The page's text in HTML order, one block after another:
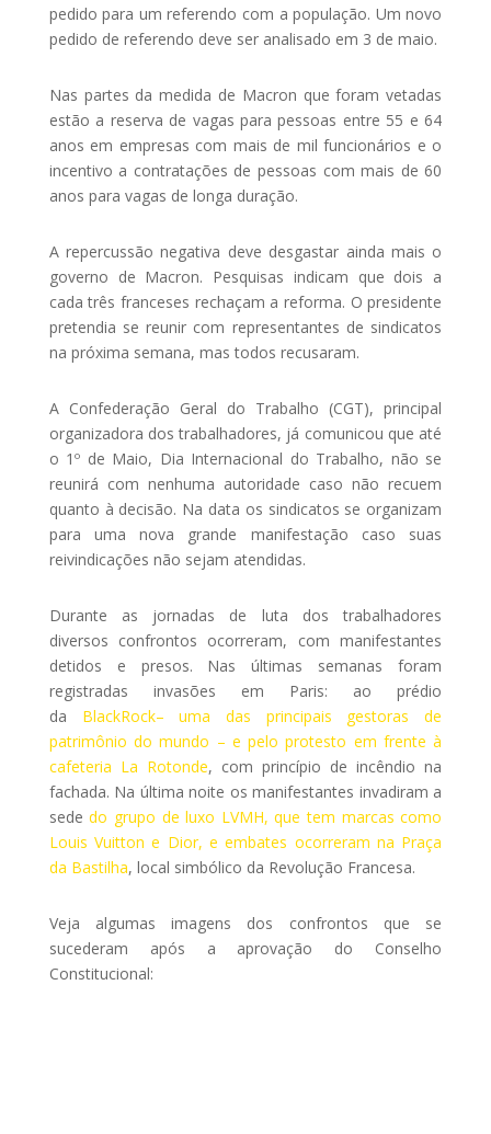
pedido para um referendo com a população. Um novo
pedido de referendo deve ser analisado em 3 de maio.
Nas partes da medida de Macron que foram vetadas
estão a reserva de vagas para pessoas entre 55 e 64
anos em empresas com mais de mil funcionários e o
incentivo a contratações de pessoas com mais de 60
anos para vagas de longa duração.
A repercussão negativa deve desgastar ainda mais o
governo de Macron. Pesquisas indicam que dois a
cada três franceses rechaçam a reforma. O presidente
pretendia se reunir com representantes de sindicatos
na próxima semana, mas todos recusaram.
A Confederação Geral do Trabalho (CGT), principal
organizadora dos trabalhadores, já comunicou que até
o 1º de Maio, Dia Internacional do Trabalho, não se
reunirá com nenhuma autoridade caso não recuem
quanto à decisão. Na data os sindicatos se organizam
para uma nova grande manifestação caso suas
reivindicações não sejam atendidas.
Durante as jornadas de luta dos trabalhadores
diversos confrontos ocorreram, com manifestantes
detidos e presos. Nas últimas semanas foram
registradas invasões em Paris: ao prédio
da BlackRock– uma das principais gestoras de
patrimônio do mundo – e pelo protesto em frente à
cafeteria La Rotonde, com princípio de incêndio na
fachada. Na última noite os manifestantes invadiram a
sededo grupo de luxo LVMH, que tem marcas como
Louis Vuitton e Dior, e embates ocorreram na Praça
da Bastilha, local simbólico da Revolução Francesa.
Veja algumas imagens dos confrontos que se
sucederam após a aprovação do Conselho
Constitucional: